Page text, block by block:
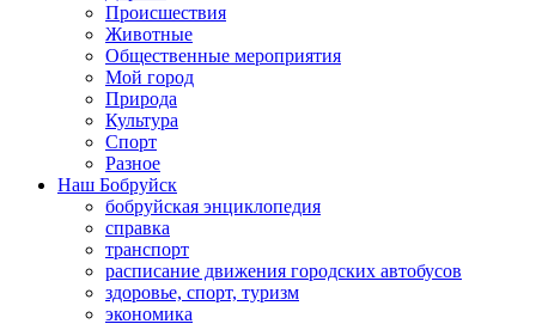
Происшествия
Животные
Общественные мероприятия
Мой город
Природа
Культура
Спорт
Разное
Наш Бобруйск
бобруйская энциклопедия
справка
транспорт
расписание движения городских автобусов
здоровье, спорт, туризм
экономика